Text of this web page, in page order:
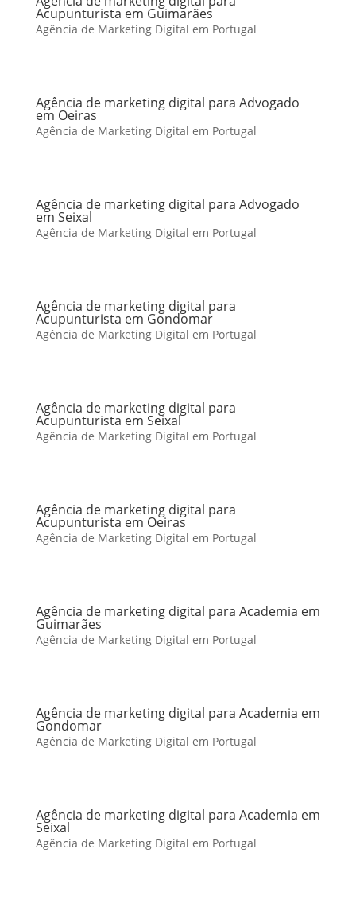
Acupunturista em Guimarães
Agência de Marketing Digital em Portugal
Agência de marketing digital para Advogado
em Oeiras
Agência de Marketing Digital em Portugal
Agência de marketing digital para Advogado
em Seixal
Agência de Marketing Digital em Portugal
Agência de marketing digital para
Acupunturista em Gondomar
Agência de Marketing Digital em Portugal
Agência de marketing digital para
Acupunturista em Seixal
Agência de Marketing Digital em Portugal
Agência de marketing digital para
Acupunturista em Oeiras
Agência de Marketing Digital em Portugal
Agência de marketing digital para Academia em
Guimarães
Agência de Marketing Digital em Portugal
Agência de marketing digital para Academia em
Gondomar
Agência de Marketing Digital em Portugal
Agência de marketing digital para Academia em
Seixal
Agência de Marketing Digital em Portugal